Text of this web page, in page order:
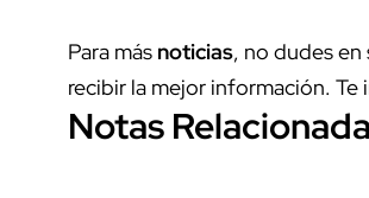
Para más noticias, no dudes
recibir la mejor información. Te
Notas